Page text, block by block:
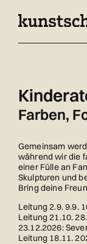
Navigieren
Farben,
Gemeinsam
während wir die
einer Fülle an
Skulpturen und
Bring deine
Leitung 2.9. 9.9.
Leitung 21.10.
23.12.2026:
Leitung 18.11.